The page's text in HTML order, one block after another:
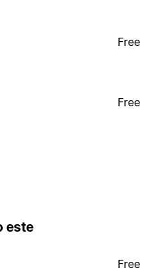
Free
Free
este
Free